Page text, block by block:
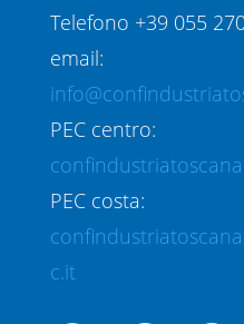
Telefono +39 055
email:
PEC centro:
PEC costa:
c.it